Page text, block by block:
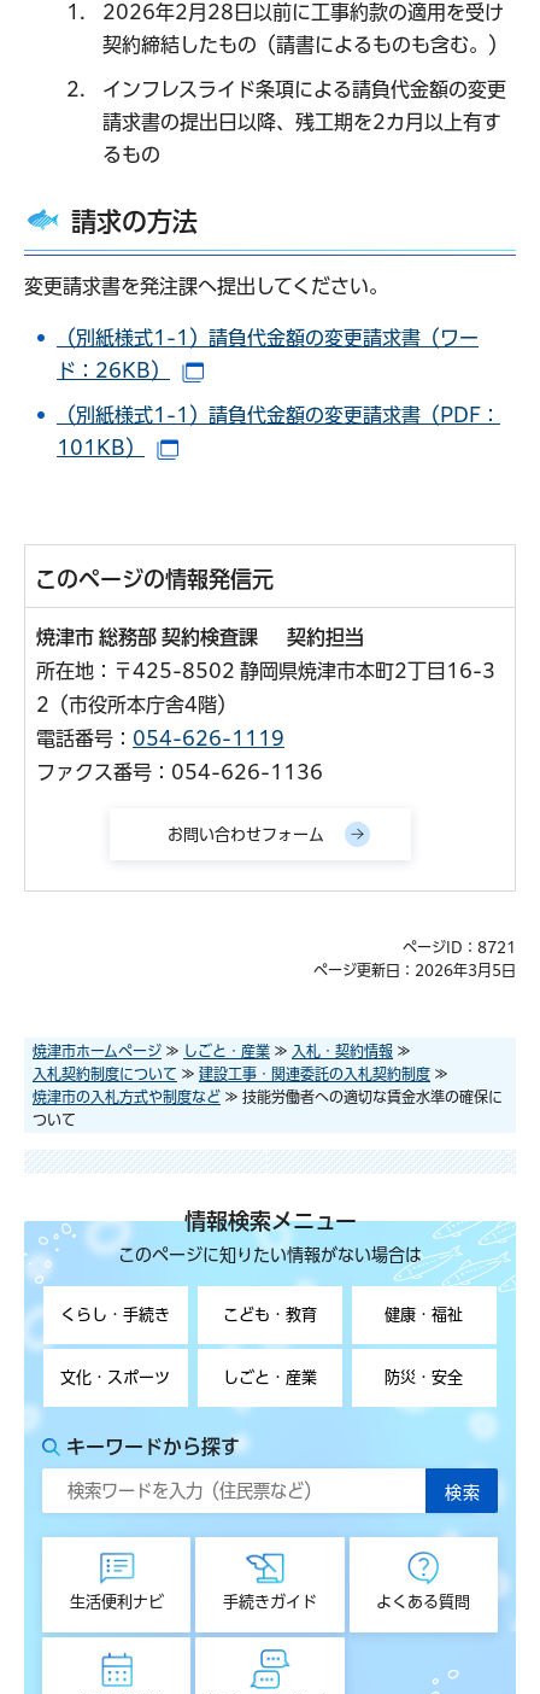
2026年2月28日以前に工事約款の適用を受け
契約締結したもの（請書によるものも含む。）
インフレスライド条項による請負代金額の変更
請求書の提出日以降、残工期を2カ月以上有す
るもの
請求の方法
変更請求書を発注課へ提出してください。
（別紙様式1-1）請負代金額の変更請求書（ワー
ド：26KB）
（別紙様式1-1）請負代金額の変更請求書（PDF：
101KB）
このページの情報発信元
焼津市 総務部 契約検査課 契約担当
所在地：〒425-8502 静岡県焼津市本町2丁目16-3
2（市役所本庁舎4階）
電話番号： 054-626-1119
ファクス番号：054-626-1136
ページID：8721
ページ更新日：2026年3月5日
焼津市ホームページ ≫ しごと・産業 ≫ 入札・契約情報 ≫
入札契約制度について ≫ 建設工事・関連委託の入札契約制度 ≫
焼津市の入札方式や制度など ≫ 技能労働者への適切な賃金水準の確保に
ついて
情報検索メニュー
このページに知りたい情報がない場合は
くらし・手続き こども・教育 健康・福祉
文化・スポーツ しごと・産業 防災・安全
キーワードから探す
生活便利ナビ 手続きガイド よくある質問